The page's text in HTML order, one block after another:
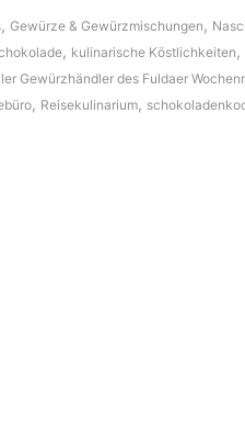
, Gewürze & Gewürzmischungen ,
, kulinarische Köstlichkeiten ,
Gewürzhändler des Fuldaer
, Reisekulinarium,